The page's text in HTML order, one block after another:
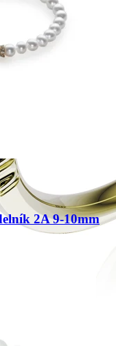
2A 9-10mm